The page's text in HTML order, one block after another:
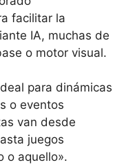
facilitar la
IA, muchas de
o motor visual.
para dinámicas
o eventos
van desde
juegos
o aquello».